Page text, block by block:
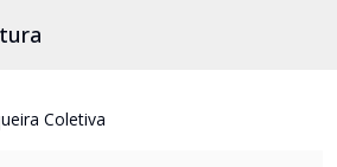
Coletiva